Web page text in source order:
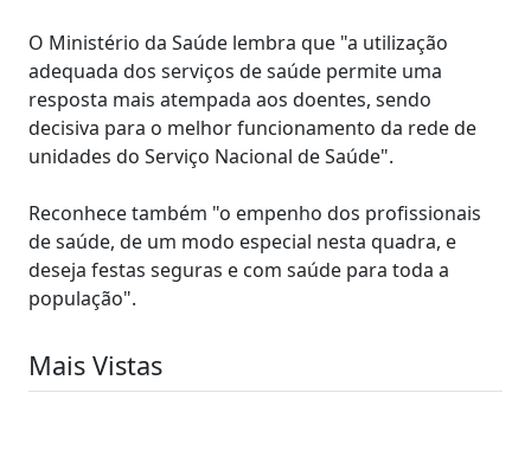
O Ministério da Saúde lembra que "a utilização
adequada dos serviços de saúde permite uma
resposta mais atempada aos doentes, sendo
decisiva para o melhor funcionamento da rede de
unidades do Serviço Nacional de Saúde".
Reconhece também "o empenho dos profissionais
de saúde, de um modo especial nesta quadra, e
deseja festas seguras e com saúde para toda a
população".
Mais Vistas